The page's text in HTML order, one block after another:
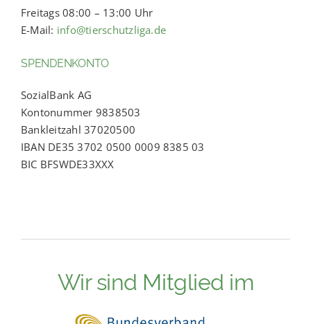
Freitags 08:00 – 13:00 Uhr
E-Mail: info@tierschutzliga.de
SPENDENKONTO
SozialBank AG
Kontonummer 9838503
Bankleitzahl 37020500
IBAN DE35 3702 0500 0009 8385 03
BIC BFSWDE33XXX
Wir sind Mitglied im